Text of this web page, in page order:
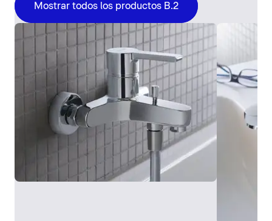
Mostrar todos los productos B.2